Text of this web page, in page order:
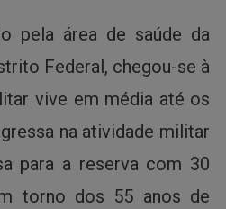
pela área de saúde da
Federal, chegou-se à
vive em média até os
na atividade militar
para a reserva com 30
torno dos 55 anos de